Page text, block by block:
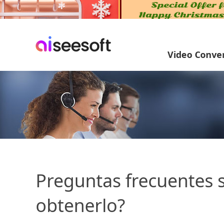
Video
Preguntas frecuentes
obtenerlo?